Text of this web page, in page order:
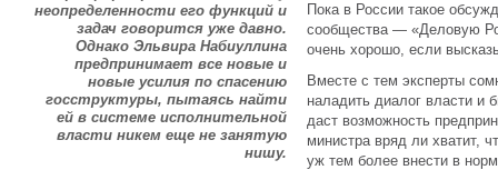
неопределенности его функций и
задач говорится уже давно.
Однако Эльвира Набиуллина
предпринимает все новые и
новые усилия по спасению
госструктуры, пытаясь найти
ей в системе исполнительной
власти никем еще не занятую
нишу.
Пока в России такое
сообщества — «Деловую
очень хорошо, если
Вместе с тем эксперты
наладить диалог власти и
даст возможность
министра вряд ли хватит,
уж тем более внести в